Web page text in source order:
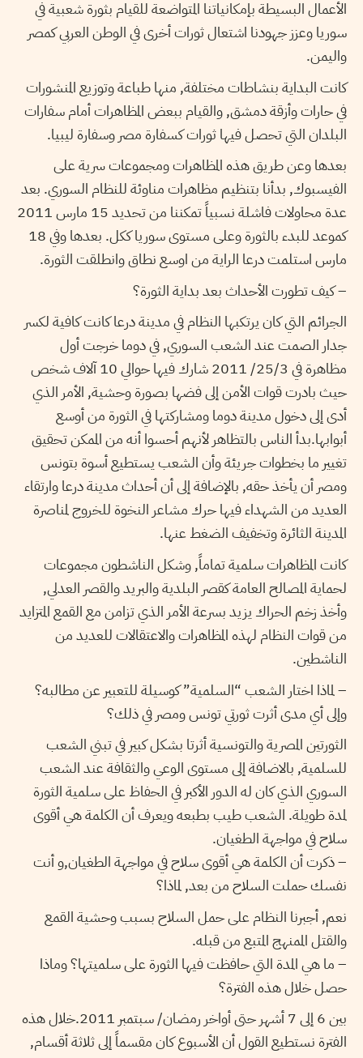
الأعمال البسيطة بإمكانياتنا المتواضعة للقيام بثورة شعبية في
سوريا وعزز جهودنا اشتعال ثورات أخرى في الوطن العربي كمصر
واليمن.
كانت البداية بنشاطات مختلفة, منها طباعة وتوزيع المنشورات
في حارات وأزقة دمشق, والقيام ببعض المظاهرات أمام سفارات
البلدان التي تحصل فيها ثورات كسفارة مصر وسفارة ليبيا.
بعدها وعن طريق هذه المظاهرات ومجموعات سرية على
الفيسبوك, بدأنا بتنظيم مظاهرات مناوئة للنظام السوري. بعد
عدة محاولات فاشلة نسبياً تمكننا من تحديد 15 مارس 2011
كموعد للبدء بالثورة وعلى مستوى سوريا ككل. بعدها وفي 18
مارس استلمت درعا الراية من اوسع نطاق وانطلقت الثورة.
– كيف تطورت الأحداث بعد بداية الثورة؟
الجرائم التي كان يرتكبها النظام في مدينة درعا كانت كافية لكسر
جدار الصمت عند الشعب السوري, في دوما خرجت أول
مظاهرة في 25/3/ 2011 شارك فيها حوالي 10 آلاف شخص
حيث بادرت قوات الأمن إلى فضها بصورة وحشية, الأمر الذي
أدى إلى دخول مدينة دوما ومشاركتها في الثورة من أوسع
أبوابها.بدأ الناس بالتظاهر لأنهم أحسوا أنه من الممكن تحقيق
تغيير ما بخطوات جريئة وأن الشعب يستطيع أسوة بتونس
ومصر أن يأخذ حقه, بالإضافة إلى أن أحداث مدينة درعا وارتقاء
العديد من الشهداء فيها حرك مشاعر النخوة للخروج لمناصرة
المدينة الثائرة وتخفيف الضغط عنها.
كانت المظاهرات سلمية تماماً, وشكل الناشطون مجموعات
لحماية المصالح العامة كقصر البلدية والبريد والقصر العدلي,
وأخذ زخم الحراك يزيد بسرعة الأمر الذي تزامن مع القمع المتزايد
من قوات النظام لهذه المظاهرات والاعتقالات للعديد من
الناشطين.
– لماذا اختار الشعب “السلمية” كوسيلة للتعبير عن مطالبه؟
وإلى أي مدى أثرت ثورتي تونس ومصر في ذلك؟
الثورتين المصرية والتونسية أثرتا بشكل كبير في تبني الشعب
للسلمية, بالاضافة إلى مستوى الوعي والثقافة عند الشعب
السوري الذي كان له الدور الأكبر في الحفاظ على سلمية الثورة
لمدة طويلة. الشعب طيب بطبعه ويعرف أن الكلمة هي أقوى
سلاح في مواجهة الطغيان.
– ذكرت أن الكلمة هي أقوى سلاح في مواجهة الطغيان,و أنت
نفسك حملت السلاح من بعد, لماذا؟
نعم, أجبرنا النظام على حمل السلاح بسبب وحشية القمع
والقتل الممنهج المتبع من قبله.
– ما هي المدة التي حافظت فيها الثورة على سلميتها؟ وماذا
حصل خلال هذه الفترة؟
بين 6 إلى 7 أشهر حتى أواخر رمضان/ سبتمبر 2011.خلال هذه
الفترة نستطيع القول أن الأسبوع كان مقسماً إلى ثلاثة أقسام,